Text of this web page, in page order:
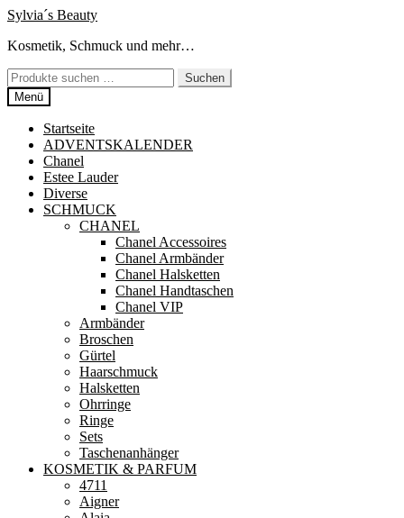
Zur
springen
Zum
springen
Sylvia´s Beauty
Kosmetik, Schmuck und mehr…
Suchen
nach:
Suchen
Menü
Startseite
ADVENTSKALENDER
Chanel
Estee Lauder
Diverse
SCHMUCK
CHANEL
Chanel Accessoires
Chanel Armbänder
Chanel Halsketten
Chanel Handtaschen
Chanel VIP
Armbänder
Broschen
Gürtel
Haarschmuck
Halsketten
Ohrringe
Ringe
Sets
Taschenanhänger
KOSMETIK & PARFUM
4711
Aigner